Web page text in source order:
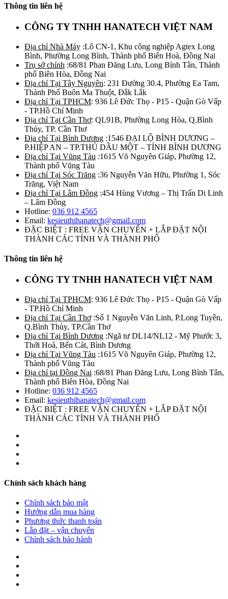
Thông tin liên hệ
CÔNG TY TNHH HANATECH VIỆT NAM
Địa chỉ Nhà Máy :Lô CN-1, Khu công nghiệp Agtex Long
Bình, Phường Long Bình, Thành phố Biên Hoà, Đồng Nai
Trụ sở chính :68/81 Phan Đăng Lưu, Long Bình Tân, Thành
phố Biên Hòa, Đồng Nai
Địa chỉ Tại Tây Nguyên: 231 Đường 30.4, Phường Ea Tam,
Thành Phố Buôn Ma Thuột, Đắk Lắk
Địa chỉ Tại TPHCM: 936 Lê Đức Thọ - P15 - Quận Gò Vấp
- TP.Hồ Chí Minh
Địa chỉ Tại Cần Thơ: QL91B, Phường Long Hòa, Q.Bình
Thủy, TP. Cần Thơ
Địa chỉ Tại Bình Dương :1546 ĐẠI LỘ BÌNH DƯƠNG –
P.HIỆP AN – TP.THỦ DẦU MỘT – TỈNH BÌNH DƯƠNG
Địa chỉ Tại Vũng Tàu :1615 Võ Nguyên Giáp, Phường 12,
Thành phố Vũng Tàu
Địa chỉ Tại Sóc Trăng :36 Nguyễn Văn Hữu, Phường 1, Sóc
Trăng, Việt Nam
Địa chỉ Tại Lâm Đồng :454 Hùng Vương – Thị Trấn Di Linh
– Lâm Đồng
Hotline: 036 912 4565
Email: kesieuthihanatech@gmail.com
ĐẶC BIỆT : FREE VẬN CHUYỂN + LẮP ĐẶT NỘI
THÀNH CÁC TỈNH VÀ THÀNH PHỐ
Thông tin liên hệ
CÔNG TY TNHH HANATECH VIỆT NAM
Địa chỉ Tại TPHCM: 936 Lê Đức Thọ - P15 - Quận Gò Vấp
- TP.Hồ Chí Minh
Địa chỉ Tại Cần Thơ:Số 1 Nguyễn Văn Linh, P.Long Tuyền,
Q.Bình Thủy, TP.Cần Thơ
Địa chỉ Tại Bình Dương :Ngã tư DL14/NL12 - Mỹ Phước 3,
Thới Hoà, Bến Cát, Bình Dương
Địa chỉ Tại Vũng Tàu :1615 Võ Nguyên Giáp, Phường 12,
Thành phố Vũng Tàu
Địa chỉ tại Đồng Nai :68/81 Phan Đăng Lưu, Long Bình Tân,
Thành phố Biên Hòa, Đồng Nai
Hotline: 036 912 4565
Email: kesieuthihanatech@gmail.com
ĐẶC BIỆT : FREE VẬN CHUYỂN + LẮP ĐẶT NỘI
THÀNH CÁC TỈNH VÀ THÀNH PHỐ
Chính sách khách hàng
Chính sách bảo mật
Hướng dẫn mua hàng
Phương thức thanh toán
Lắp đặt – vận chuyển
Chính sách bảo hành